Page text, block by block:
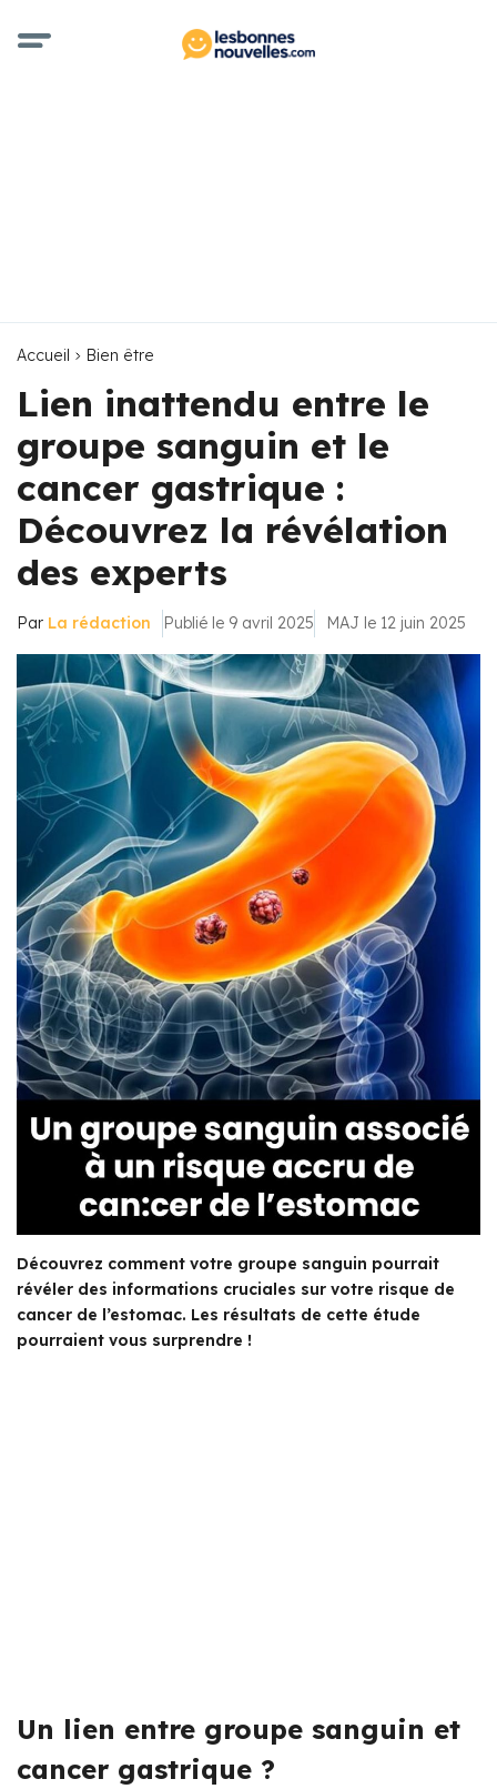
Accueil Bien être
Lien inattendu entre le
groupe sanguin et le
cancer gastrique :
Découvrez la révélation
des experts
Par La rédaction Publié le 9 avril 2025 MAJ le 12 juin 2025
Découvrez comment votre groupe sanguin pourrait
révéler des informations cruciales sur votre risque de
cancer de l’estomac. Les résultats de cette étude
pourraient vous surprendre !
Un lien entre groupe sanguin et
cancer gastrique ?